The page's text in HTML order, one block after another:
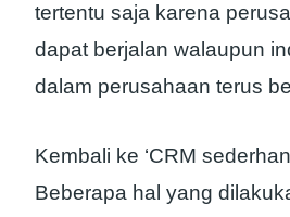
tertentu saja karena
dapat berjalan walaupun
dalam perusahaan terus
Kembali ke ‘CRM
Beberapa hal yang